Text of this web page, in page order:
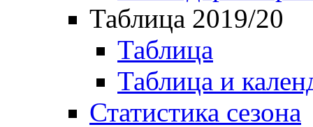
Таблица 2019/20
Таблица
Таблица и
Статистика сезона